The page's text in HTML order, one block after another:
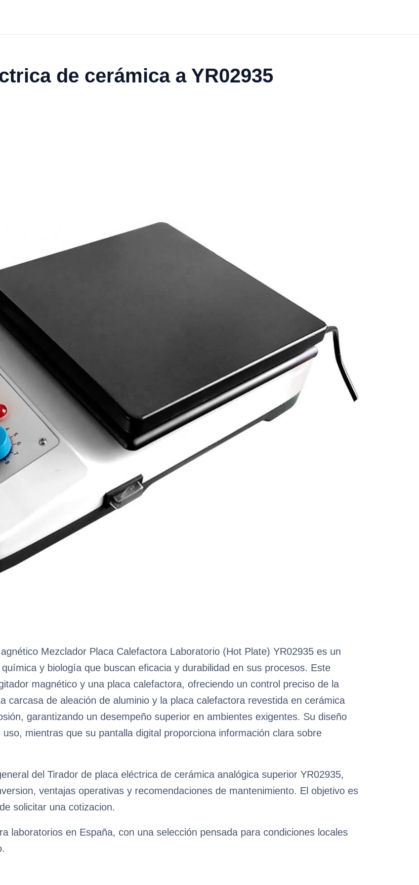
de cerámica a YR02935
Mezclador Placa Calefactora Laboratorio (Hot Plate) YR02935 es un
y biología que buscan eficacia y durabilidad en sus procesos. Este
magnético y una placa calefactora, ofreciendo un control preciso de la
carcasa de aleación de aluminio y la placa calefactora revestida en cerámica
garantizando un desempeño superior en ambientes exigentes. Su diseño
mientras que su pantalla digital proporciona información clara sobre
del Tirador de placa eléctrica de cerámica analógica superior YR02935,
ventajas operativas y recomendaciones de mantenimiento. El objetivo es
solicitar una cotizacion.
laboratorios en España, con una selección pensada para condiciones locales